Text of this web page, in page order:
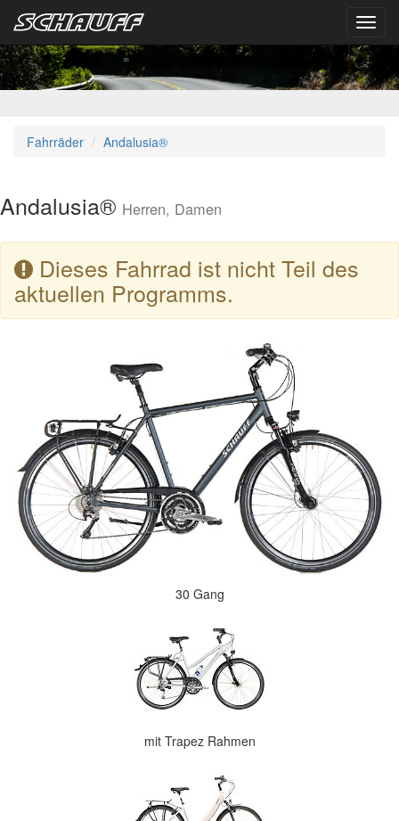
Fahrräder Andalusia®
Andalusia® Herren, Damen
Dieses Fahrrad ist nicht Teil des
aktuellen Programms.
30 Gang
mit Trapez Rahmen